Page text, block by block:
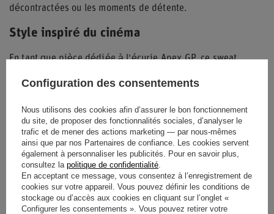
décontractées ou les moments de détente.
Style inspiré du cinéma
En tant que pièce dédiée à l'écurie Apex GP, ce sweat
streetwear sophistiqué qui se marie facilement avec un jean
ou un pantalon de sport.
Entité responsable de ce
produit dans l'UE
New Era Cap
Company
Lire la suite
Configuration des consentements
Nous utilisons des cookies afin d’assurer le bon fonctionnement
du site, de proposer des fonctionnalités sociales, d’analyser le
trafic et de mener des actions marketing — par nous-mêmes
ainsi que par nos Partenaires de confiance. Les cookies servent
également à personnaliser les publicités. Pour en savoir plus,
consultez la politique de confidentialité
En acceptant ce message, vous consentez à l’enregistrement de
cookies sur votre appareil. Vous pouvez définir les conditions de
stockage ou d’accès aux cookies en cliquant sur l’onglet «
Configurer les consentements ». Vous pouvez retirer votre